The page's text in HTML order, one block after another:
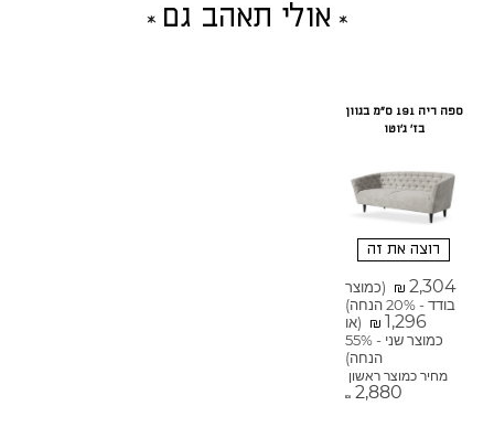
אולי תאהב גם
ספה ריה 191 ס"מ בגוון
בז' ג'וטו
רוצה את זה
₪ 2,304
(כמוצר
בודד - 20% הנחה)
₪ 1,296
(או
כמוצר שני - 55%
הנחה)
מחיר כמוצר ראשון
₪ 2,880